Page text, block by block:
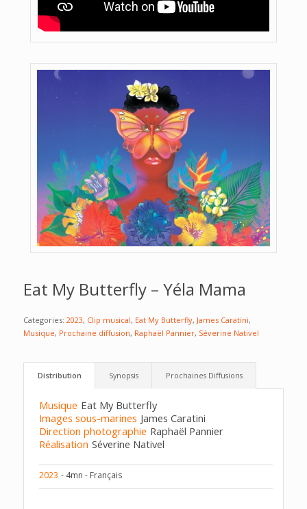
Eat My Butterfly – Yéla Mama
Categories: 2023, Clip musical, Eat My Butterfly, James Caratini,
Musique, Prochaine diffusion, Raphaël Pannier, Séverine Nativel
Distribution Synopsis Prochaines Diffusions
Musique Eat My Butterfly
Images sous-marines James Caratini
Direction photographie Raphaël Pannier
Réalisation Séverine Nativel
2023 - 4mn - Français